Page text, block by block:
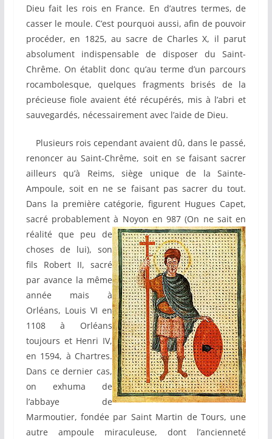
Dieu fait les rois en France. En d’autres termes, de
casser le moule. C’est pourquoi aussi, afin de pouvoir
procéder, en 1825, au sacre de Charles X, il parut
absolument indispensable de disposer du Saint-
Chrême. On établit donc qu’au terme d’un parcours
rocambolesque, quelques fragments brisés de la
précieuse fiole avaient été récupérés, mis à l’abri et
sauvegardés, nécessairement avec l’aide de Dieu.
Plusieurs rois cependant avaient dû, dans le passé,
renoncer au Saint-Chrême, soit en se faisant sacrer
ailleurs qu’à Reims, siège unique de la Sainte-
Ampoule, soit en ne se faisant pas sacrer du tout.
Dans la première catégorie, figurent Hugues Capet,
sacré probablement à Noyon en 987 (On ne sait en
réalité que peu de
choses de lui), son
fils Robert II, sacré
par avance la même
année mais à
Orléans, Louis VI en
1108 à Orléans
toujours et Henri IV,
en 1594, à Chartres.
Dans ce dernier cas,
on exhuma de
l’abbaye de
Marmoutier, fondée par Saint Martin de Tours, une
autre ampoule miraculeuse, dont l’ancienneté